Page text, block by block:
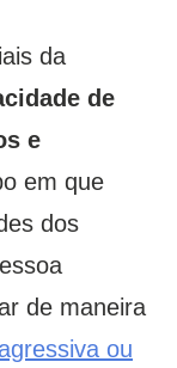
da
de
e
em que
dos
de maneira
agressiva ou